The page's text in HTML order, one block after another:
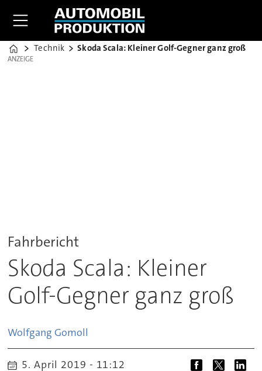
Home
Technik Skoda Scala: Kleiner Golf-Gegner ganz groß
ANZEIGE
ANZEIGE
Fahrbericht
Skoda Scala: Kleiner
Golf-Gegner ganz groß
Wolfgang Gomoll
5. April 2019 - 11:12